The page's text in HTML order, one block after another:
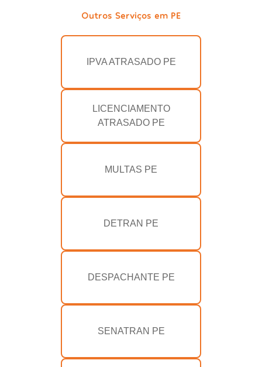
Outros Serviços em PE
IPVA ATRASADO PE
LICENCIAMENTO
ATRASADO PE
MULTAS PE
DETRAN PE
DESPACHANTE PE
SENATRAN PE